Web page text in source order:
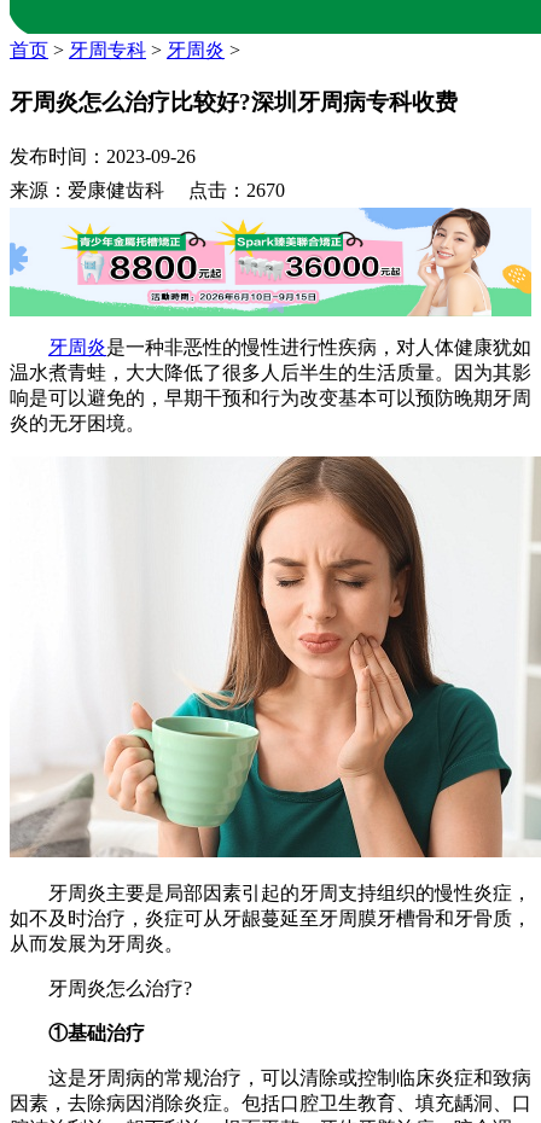
首页 > 牙周专科 > 牙周炎 >
牙周炎怎么治疗比较好?深圳牙周病专科收费
发布时间：2023-09-26
来源：爱康健齿科 点击：2670
牙周炎是一种非恶性的慢性进行性疾病，对人体健康犹如
温水煮青蛙，大大降低了很多人后半生的生活质量。因为其影
响是可以避免的，早期干预和行为改变基本可以预防晚期牙周
炎的无牙困境。
牙周炎主要是局部因素引起的牙周支持组织的慢性炎症，
如不及时治疗，炎症可从牙龈蔓延至牙周膜牙槽骨和牙骨质，
从而发展为牙周炎。
牙周炎怎么治疗?
①基础治疗
这是牙周病的常规治疗，可以清除或控制临床炎症和致病
因素，去除病因消除炎症。包括口腔卫生教育、填充龋洞、口